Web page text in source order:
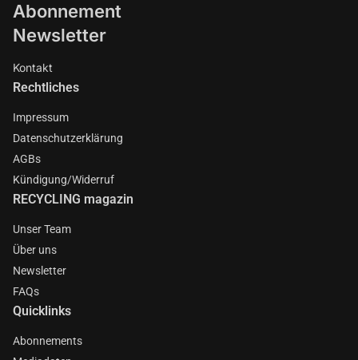
Abonnement
Newsletter
Kontakt
Rechtliches
Impressum
Datenschutzerklärung
AGBs
Kündigung/Widerruf
RECYCLING magazin
Unser Team
Über uns
Newsletter
FAQs
Quicklinks
Abonnements